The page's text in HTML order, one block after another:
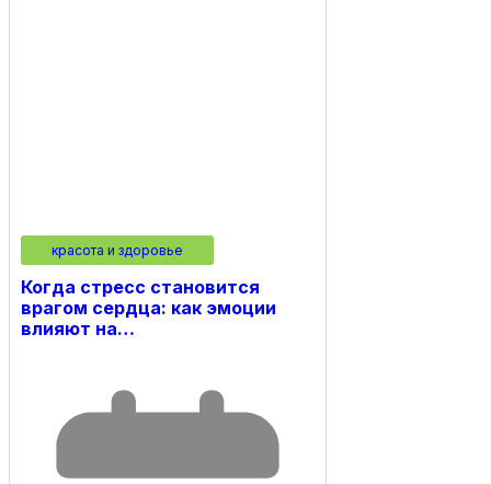
красота и здоровье
Когда стресс становится
врагом сердца: как эмоции
влияют на…